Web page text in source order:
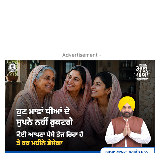
- Advertisement -